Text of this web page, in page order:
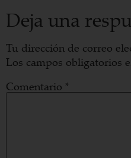
Deja una
Tu dirección de correo
Los campos obligatorios
Comentario *